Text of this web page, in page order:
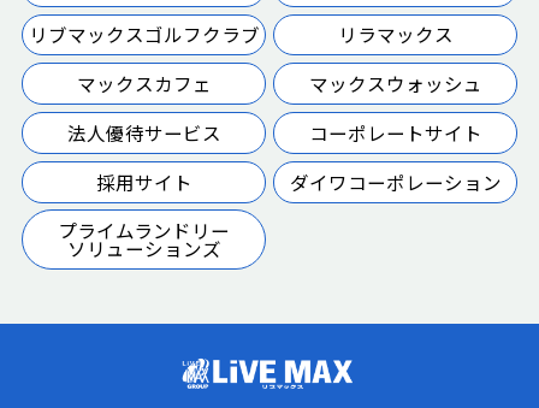
リブマックスゴルフクラブ
リラマックス
マックスカフェ
マックスウォッシュ
法人優待サービス
コーポレートサイト
採用サイト
ダイワコーポレーション
プライムランドリー
ソリューションズ